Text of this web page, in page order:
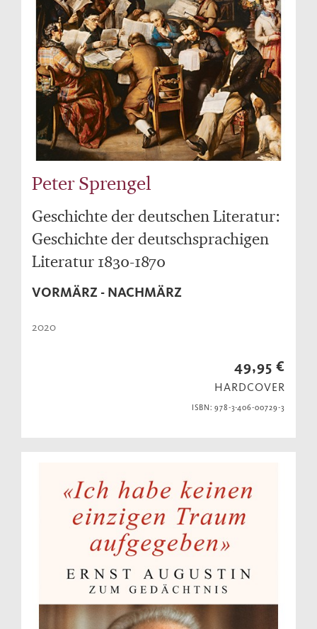
Peter Sprengel
Geschichte der deutschen Literatur:
Geschichte der deutschsprachigen
Literatur 1830-1870
VORMÄRZ - NACHMÄRZ
2020
49,95 €
HARDCOVER
ISBN: 978-3-406-00729-3